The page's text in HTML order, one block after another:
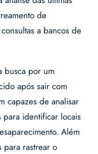
de
a bancos de
busca por um
após sair com
capazes de analisar
para identificar locais
Além
para rastrear o